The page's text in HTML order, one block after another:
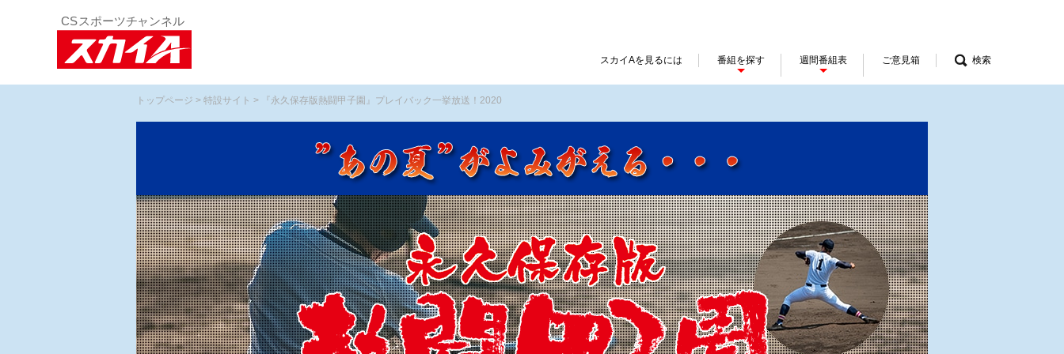
スカイAを見るには 番組を探す 週間番組表 ご意見箱 検索
トップページ > 特設サイト > 『永久保存版熱闘甲子園』プレイバック一挙放送！2020
永久保存版 熱闘甲子園